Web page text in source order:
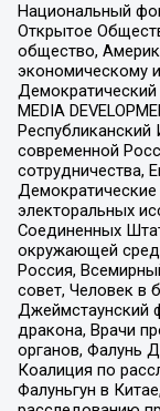
Национальный
Открытое
общество,
экономическому
MEDIA
Республиканский
современной
сотрудничества,
электоральных
Соединенных
окружающей
Россия,
совет, Человек в
Джеймстаунский
дракона, Врачи
органов, Фалунь
Коалиция по
Фалуньгун в